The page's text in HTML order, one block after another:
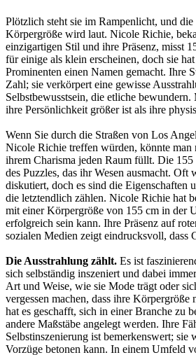
Plötzlich steht sie im Rampenlicht, und die
Körpergröße wird laut. Nicole Richie,
einzigartigen Stil und ihre Präsenz, misst
für einige als klein erscheinen, doch sie
Prominenten einen Namen gemacht. Ihre
Zahl; sie verkörpert eine gewisse
Selbstbewusstsein, die etliche bewundern.
ihre Persönlichkeit größer ist als ihre
Wenn Sie durch die Straßen von Los
Nicole Richie treffen würden, könnte man
ihrem Charisma jeden Raum füllt. Die
des Puzzles, das ihr Wesen ausmacht.
diskutiert, doch es sind die Eigenschaften
die letztendlich zählen. Nicole Richie hat
mit einer Körpergröße von 155 cm in der
erfolgreich sein kann. Ihre Präsenz auf
sozialen Medien zeigt eindrucksvoll, dass
Die Ausstrahlung zählt. Es ist
sich selbständig inszeniert und dabei
Art und Weise, wie sie Mode trägt oder
vergessen machen, dass ihre Körpergröße
hat es geschafft, sich in einer Branche zu
andere Maßstäbe angelegt werden. Ihre
Selbstinszenierung ist bemerkenswert; sie
Vorzüge betonen kann. In einem Umfeld